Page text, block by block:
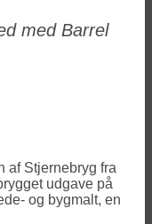
med Barrel
af Stjernebryg fra
udgave på
og bygmalt, en